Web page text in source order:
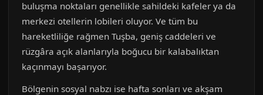
buluşma noktaları genellikle sahildeki kafeler ya da
merkezi otellerin lobileri oluyor. Ve tüm bu
hareketliliğe rağmen Tuşba, geniş caddeleri ve
rüzgâra açık alanlarıyla boğucu bir kalabalıktan
kaçınmayı başarıyor.
Bölgenin sosyal nabzı ise hafta sonları ve akşam